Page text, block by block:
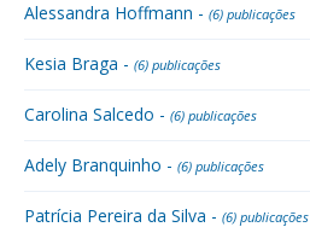
Alessandra Hoffmann - (6) publicações
Kesia Braga - (6) publicações
Carolina Salcedo - (6) publicações
Adely Branquinho - (6) publicações
Patrícia Pereira da Silva - (6) publicações